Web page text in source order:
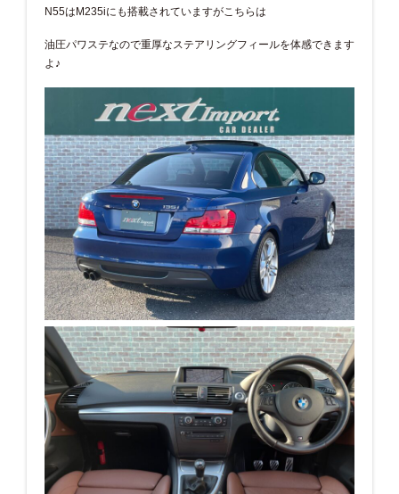
N55はM235iにも搭載されていますがこちらは
油圧パワステなので重厚なステアリングフィールを体感できます
よ♪